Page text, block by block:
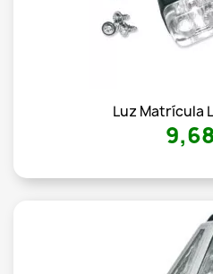
Luz Matrícula